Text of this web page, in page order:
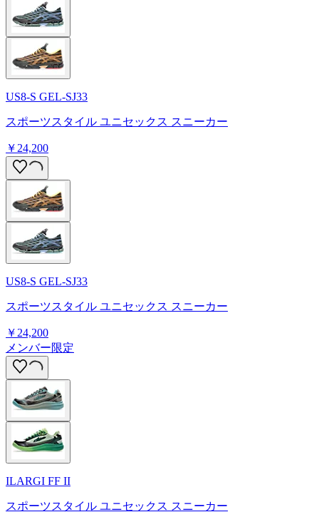
US8-S GEL-SJ33
スポーツスタイル ユニセックス スニーカー
￥24,200
US8-S GEL-SJ33
スポーツスタイル ユニセックス スニーカー
￥24,200
メンバー限定
ILARGI FF II
スポーツスタイル ユニセックス スニーカー